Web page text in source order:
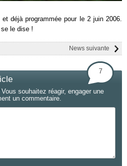
déjà programmée pour le 2 juin 2006.
le dise !
News suivante
7
souhaitez réagir, engager une
un commentaire.